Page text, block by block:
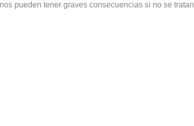
pueden tener graves consecuencias si no se tratan